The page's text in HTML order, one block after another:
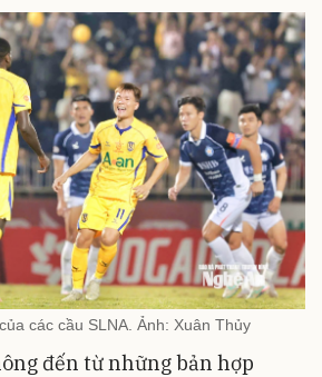
các cầu SLNA. Ảnh: Xuân Thủy
đến từ những bản hợp